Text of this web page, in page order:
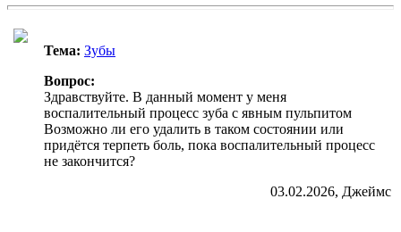
Тема: Зубы
Вопрос:
Здравствуйте. В данный момент у меня
воспалительный процесс зуба с явным пульпитом
Возможно ли его удалить в таком состоянии или
придётся терпеть боль, пока воспалительный процесс
не закончится?
03.02.2026, Джеймс